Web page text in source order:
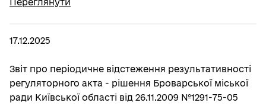
Переглянути
17.12.2025
Звіт про періодичне відстеження результативності
регуляторного акта - рішення Броварської міської
ради Київської області від 26.11.2009 №1291-75-05